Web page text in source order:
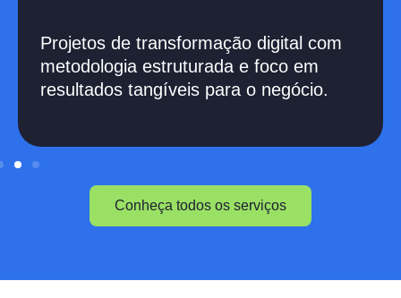
Projetos de transformação digital com
metodologia estruturada e foco em
resultados tangíveis para o negócio.
Conheça todos os serviços